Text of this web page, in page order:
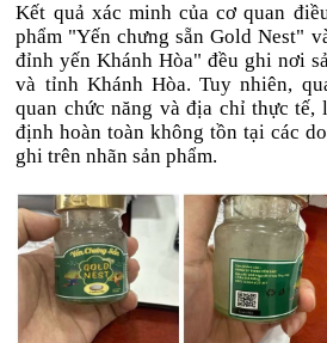
Kết quả xác minh của cơ quan
phẩm "Yến chưng sẵn Gold Nest"
đỉnh yến Khánh Hòa" đều ghi nơi
và tỉnh Khánh Hòa. Tuy nhiên,
quan chức năng và địa chỉ thực tế,
định hoàn toàn không tồn tại các
ghi trên nhãn sản phẩm.